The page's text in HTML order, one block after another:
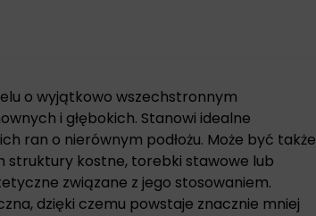
o wyjątkowo wszechstronnym
i głębokich. Stanowi idealne
ran o nierównym podłożu. Może być także
struktury kostne, torebki stawowe lub
związane z jego stosowaniem.
dzięki czemu powstaje znacznie mniej